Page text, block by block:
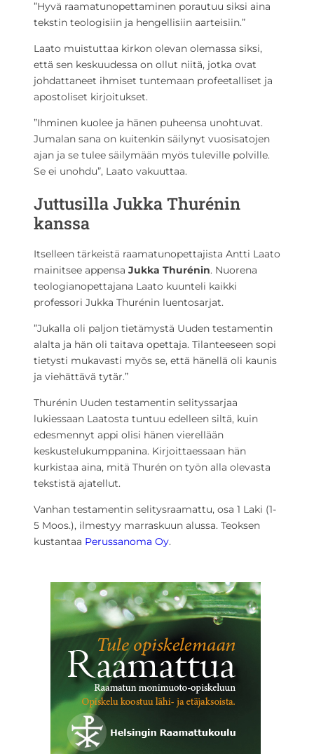
”Hyvä raamatunopettaminen porautuu siksi aina
tekstin teologisiin ja hengellisiin aarteisiin.”
Laato muistuttaa kirkon olevan olemassa siksi,
että sen keskuudessa on ollut niitä, jotka ovat
johdattaneet ihmiset tuntemaan profeetalliset ja
apostoliset kirjoitukset.
”Ihminen kuolee ja hänen puheensa unohtuvat.
Jumalan sana on kuitenkin säilynyt vuosisatojen
ajan ja se tulee säilymään myös tuleville polville.
Se ei unohdu”, Laato vakuuttaa.
Juttusilla Jukka Thurénin
kanssa
Itselleen tärkeistä raamatunopettajista Antti Laato
mainitsee appensa Jukka Thurénin. Nuorena
teologianopettajana Laato kuunteli kaikki
professori Jukka Thurénin luentosarjat.
”Jukalla oli paljon tietämystä Uuden testamentin
alalta ja hän oli taitava opettaja. Tilanteeseen sopi
tietysti mukavasti myös se, että hänellä oli kaunis
ja viehättävä tytär.”
Thurénin Uuden testamentin selityssarjaa
lukiessaan Laatosta tuntuu edelleen siltä, kuin
edesmennyt appi olisi hänen vierellään
keskustelukumppanina. Kirjoittaessaan hän
kurkistaa aina, mitä Thurén on työn alla olevasta
tekstistä ajatellut.
Vanhan testamentin selitysraamattu, osa 1 Laki (1-
5 Moos.), ilmestyy marraskuun alussa. Teoksen
kustantaa Perussanoma Oy.